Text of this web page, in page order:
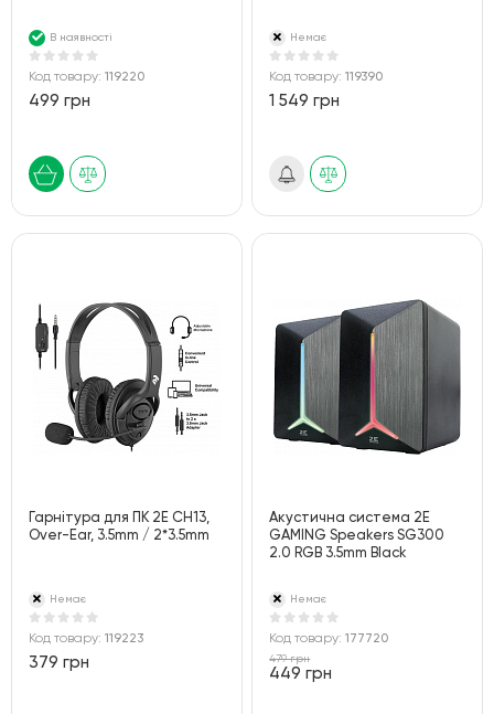
В наявності
Код товару: 119220
499 грн
Немає
Код товару:119390
1 549 грн
Гарнітура для ПК 2E CH13,
Over-Ear, 3.5mm / 2*3.5mm
Немає
Код товару: 119223
379 грн
Акустична система 2E
GAMING Speakers SG300
2.0 RGB 3.5mm Black
Немає
Код товару:177720
479 грн
449 грн